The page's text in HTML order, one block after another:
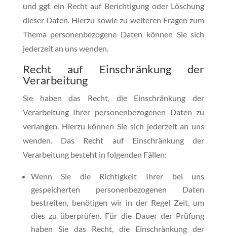
und ggf. ein Recht auf Berichtigung oder Löschung
dieser Daten. Hierzu sowie zu weiteren Fragen zum
Thema personenbezogene Daten können Sie sich
jederzeit an uns wenden.
Recht auf Einschränkung der
Verarbeitung
Sie haben das Recht, die Einschränkung der
Verarbeitung Ihrer personenbezogenen Daten zu
verlangen. Hierzu können Sie sich jederzeit an uns
wenden. Das Recht auf Einschränkung der
Verarbeitung besteht in folgenden Fällen:
Wenn Sie die Richtigkeit Ihrer bei uns
gespeicherten personenbezogenen Daten
bestreiten, benötigen wir in der Regel Zeit, um
dies zu überprüfen. Für die Dauer der Prüfung
haben Sie das Recht, die Einschränkung der